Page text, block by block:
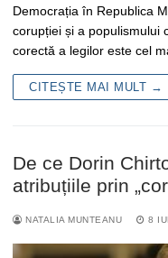
Democrația în Republica
corupției și a populismului
corectă a legilor este cel
CITEȘTE MAI MULT →
De ce Dorin
atribuțiile prin
NATALIA MUNTEANU 8